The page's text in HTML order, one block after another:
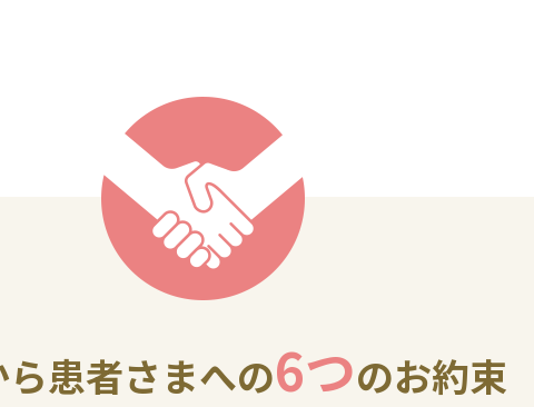
患者さまへの6つのお約束